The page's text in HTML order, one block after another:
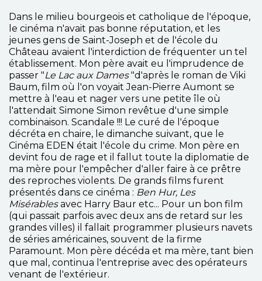
Dans le milieu bourgeois et catholique de l'époque,
le cinéma n'avait pas bonne réputation, et les
jeunes gens de Saint-Joseph et de l'école du
Château avaient l'interdiction de fréquenter un tel
établissement. Mon père avait eu l'imprudence de
passer "Le Lac aux Dames"d'après le roman de Viki
Baum, film où l'on voyait Jean-Pierre Aumont se
mettre à l'eau et nager vers une petite île où
l'attendait Simone Simon revêtue d'une simple
combinaison. Scandale !!! Le curé de l'époque
décréta en chaire, le dimanche suivant, que le
Cinéma EDEN était l'école du crime. Mon père en
devint fou de rage et il fallut toute la diplomatie de
ma mère pour l'empêcher d'aller faire à ce prêtre
des reproches violents. De grands films furent
présentés dans ce cinéma : Ben Hur, Les
Misérablesavec Harry Baur etc... Pour un bon film
(qui passait parfois avec deux ans de retard sur les
grandes villes) il fallait programmer plusieurs navets
de séries américaines, souvent de la firme
Paramount. Mon père décéda et ma mère, tant bien
que mal, continua l'entreprise avec des opérateurs
venant de l'extérieur.